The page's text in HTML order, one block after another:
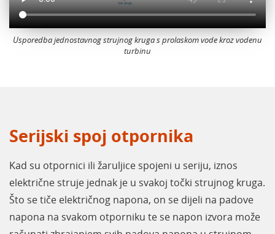
Usporedba jednostavnog strujnog kruga s prolaskom vode kroz vodenu
turbinu
Serijski spoj otpornika
Kad su otpornici ili žaruljice spojeni u seriju, iznos
električne struje jednak je u svakoj točki strujnog kruga.
Što se tiče električnog napona, on se dijeli na padove
napona na svakom otporniku te se napon izvora može